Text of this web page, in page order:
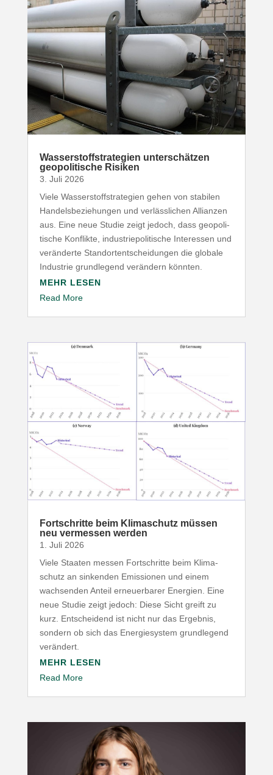
Wasser­stoff­stra­tegien unter­schätzen
geopo­li­tische Risiken
3. Juli 2026
Viele Wasser­stoff­stra­tegien gehen von stabilen
Handels­be­zie­hungen und verläss­lichen Allianzen
aus. Eine neue Studie zeigt jedoch, dass geopo­li­
tische Konflikte, indus­trie­po­li­tische Inter­essen und
verän­derte Stand­ort­ent­schei­dungen die globale
Industrie grund­legend verändern könnten.
MEHR LESEN
Read More
Fort­schritte beim Klima­schutz müssen
neu vermessen werden
1. Juli 2026
Viele Staaten messen Fort­schritte beim Klima­
schutz an sinkenden Emis­sionen und einem
wach­senden Anteil erneu­er­barer Energien. Eine
neue Studie zeigt jedoch: Diese Sicht greift zu
kurz. Entscheidend ist nicht nur das Ergebnis,
sondern ob sich das Ener­gie­system grund­legend
verändert.
MEHR LESEN
Read More